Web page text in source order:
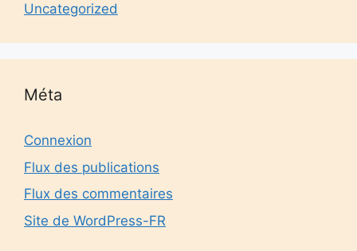
Uncategorized
Méta
Connexion
Flux des publications
Flux des commentaires
Site de WordPress-FR